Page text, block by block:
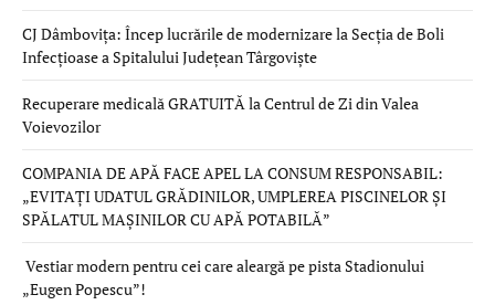
CJ Dâmbovița: Încep lucrările de modernizare la Secția de Boli
Infecțioase a Spitalului Județean Târgoviște
Recuperare medicală GRATUITĂ la Centrul de Zi din Valea
Voievozilor
COMPANIA DE APĂ FACE APEL LA CONSUM RESPONSABIL:
„EVITAȚI UDATUL GRĂDINILOR, UMPLEREA PISCINELOR ȘI
SPĂLATUL MAȘINILOR CU APĂ POTABILĂ”
Vestiar modern pentru cei care aleargă pe pista Stadionului
„Eugen Popescu”!